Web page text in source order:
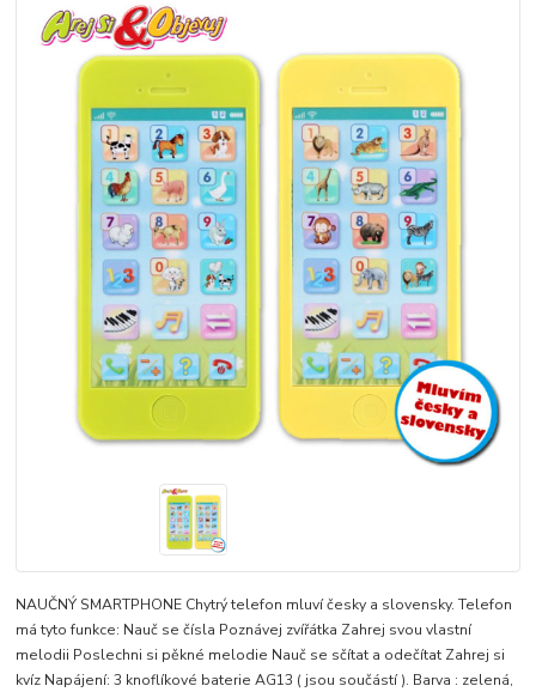
NAUČNÝ SMARTPHONE Chytrý telefon mluví česky a slovensky. Telefon
má tyto funkce: Nauč se čísla Poznávej zvířátka Zahrej svou vlastní
melodii Poslechni si pěkné melodie Nauč se sčítat a odečítat Zahrej si
kvíz Napájení: 3 knoflíkové baterie AG13 ( jsou součástí ). Barva : zelená,